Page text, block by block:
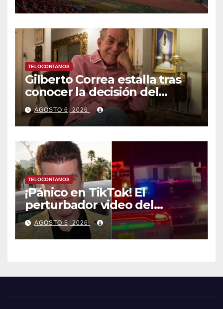
Caribe tras mas de 70 años
TELOCONTAMOS
Gilberto Correa estalla tras
conocer la decisión del
tribunal en su caso
AGOSTO 6, 2026
TELOCONTAMOS
¡Pánico en TikTok! El
perturbador video del
famoso influencer Perez
Hilton que obligó a sus fans a
pedir ayuda médica
AGOSTO 5, 2026